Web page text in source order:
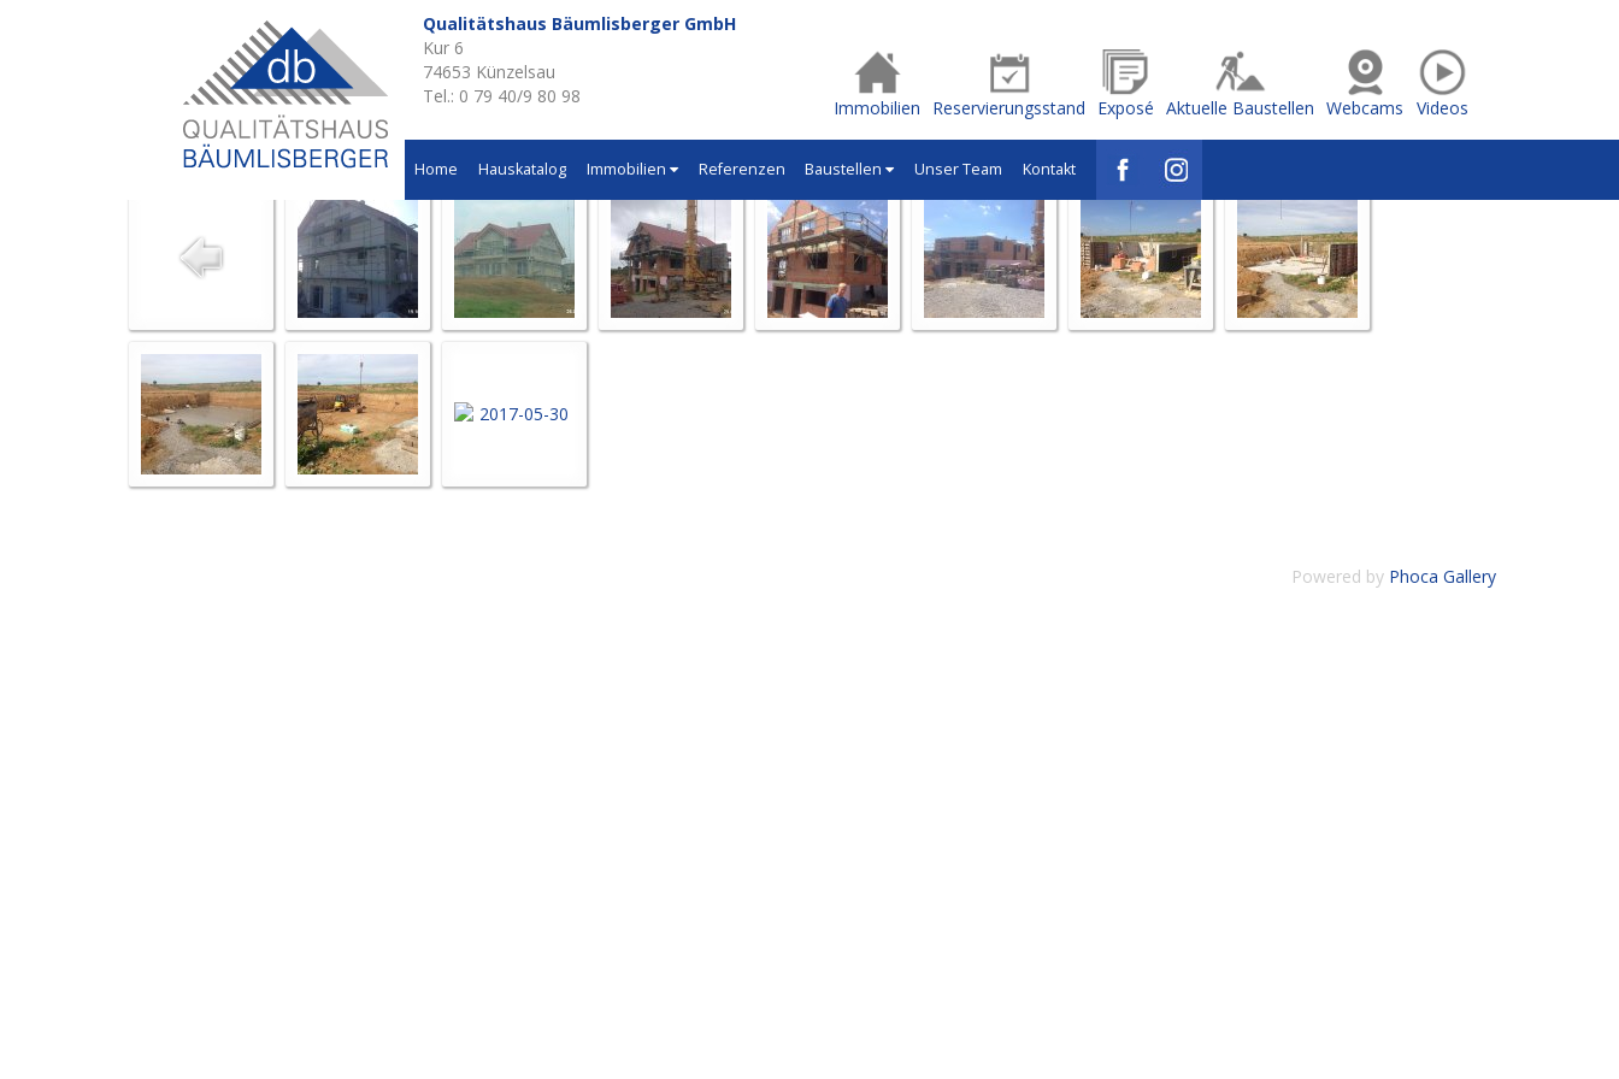
Qualitätshaus Bäumlisberger GmbH
Kur 6
74653 Künzelsau
Tel.: 0 79 40/9 80 98
Immobilien Reservierungsstand Exposé Aktuelle Baustellen Webcams Videos
Home Hauskatalog Immobilien Referenzen Baustellen Unser Team Kontakt
Aktuelle Baustellen - Q546
Wohnhausneubau in Büttelbronn
Powered by Phoca Gallery